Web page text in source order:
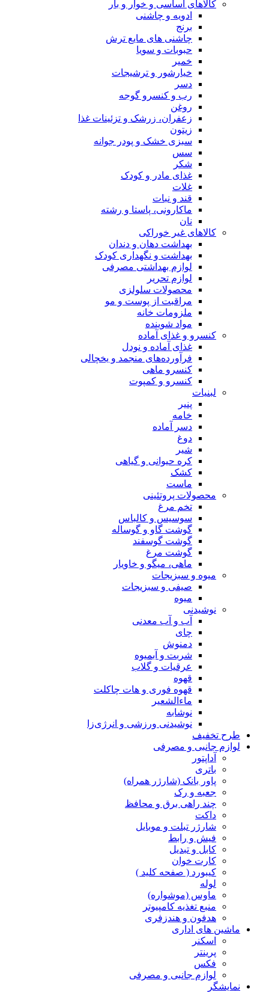
کالاهای اساسی و خوار و بار
ادویه و چاشنی
برنج
چاشنی های مایع ترش
حبوبات و سویا
خمیر
خیارشور و ترشیجات
دسر
رب و کنسرو گوجه
روغن
زعفران، زرشک و تزئینات غذا
زیتون
سبزی خشک و پودر جوانه
سس
شکر
غذای مادر و کودک
غلات
قند و نبات
ماکارونی، پاستا و رشته
نان
کالاهای غیر خوراکی
بهداشت دهان و دندان
بهداشت و نگهداری کودک
لوازم بهداشتی مصرفی
لوازم تحریر
محصولات سلولزی
مراقبت از پوست و مو
ملزومات خانه
مواد شوینده
کنسرو و غذای آماده
غذای آماده و نودل
فرآورده‌های منجمد و یخچالی
کنسرو ماهی
کنسرو و کمپوت
لبنیات
پنیر
خامه
دسر آماده
دوغ
شیر
کره حیوانی و گیاهی
کشک
ماست
محصولات پروتئینی
تخم مرغ
سوسیس و کالباس
گوشت گاو و گوساله
گوشت گوسفند
گوشت مرغ
ماهی، میگو و خاویار
میوه و سبزیجات
صیفی و سبزیجات
میوه
نوشیدنی
آب و آب معدنی
چای
دمنوش
شربت و آبمیوه
عرقیات و گلاب
قهوه
قهوه فوری و هات چاکلت
ماءالشعیر
نوشابه
نوشیدنی ورزشی و انرژی‌زا
طرح تخفیف
لوازم جانبی و مصرفی
آداپتور
باتری
پاور بانک (شارژر همراه)
جعبه و رک
چند راهی برق و محافظ
داکت
شارژر تبلت و موبایل
فیش و رابط
کابل و تبدیل
کارت خوان
کیبورد ( صفحه کلید )
لوله
ماوس (موشواره)
منبع تغذیه کامپیوتر
هدفون و هندزفری
ماشین های اداری
اسکنر
پرینتر
فکس
لوازم جانبی و مصرفی
نمایشگر